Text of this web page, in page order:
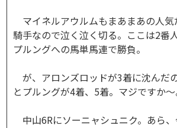
マイネルアウルムもまあまあの人
騎手なので泣く泣く切る。ここは2番
プルングへの馬単馬連で勝負。
が、アロンズロッドが3着に沈んだ
とプルングが4着、5着。マジですか～
中山6Rにソーニャシュニク。あら